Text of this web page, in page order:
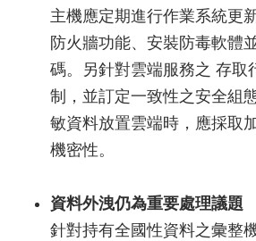
主機應定期進行作業系統更
防火牆功能、安裝防毒軟體
碼。另針對雲端服務之 存取
制，並訂定一致性之安全組
敏資料放置雲端時，應採取
機密性。
資料外洩仍為重要處理議題
針對持有全國性資料之彙整